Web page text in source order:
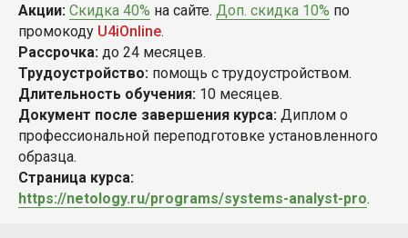
Акции: Скидка 40% на сайте. Доп. скидка 10% по
промокоду U4iOnline.
Рассрочка: до 24 месяцев.
Трудоустройство: помощь с трудоустройством.
Длительность обучения: 10 месяцев.
Документ после завершения курса: Диплом о
профессиональной переподготовке установленного
образца.
Страница курса:
https://netology.ru/programs/systems-analyst-pro.